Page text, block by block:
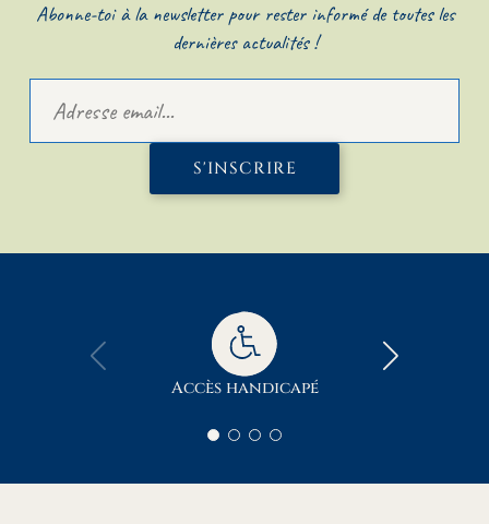
Abonne-toi à la newsletter pour rester informé de toutes les
dernières actualités !
S'INSCRIRE
Accès handicapé